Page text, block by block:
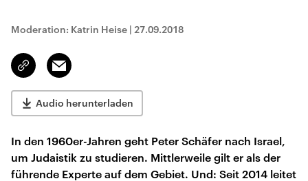
Moderation: Katrin Heise | 27.09.2018
Link
kopieren/teilen
Email
Audio herunterladen
In den 1960er-Jahren geht Peter Schäfer nach Israel,
um Judaistik zu studieren. Mittlerweile gilt er als der
führende Experte auf dem Gebiet. Und: Seit 2014 leitet